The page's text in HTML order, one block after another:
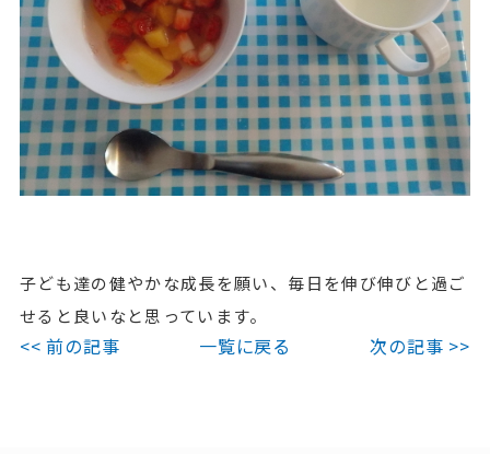
子ども達の健やかな成長を願い、毎日を伸び伸びと過ご
せると良いなと思っています。
<< 前の記事 一覧に戻る 次の記事 >>